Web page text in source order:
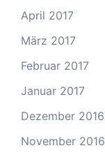
April 2017
März 2017
Februar 2017
Januar 2017
Dezember 2016
November 2016